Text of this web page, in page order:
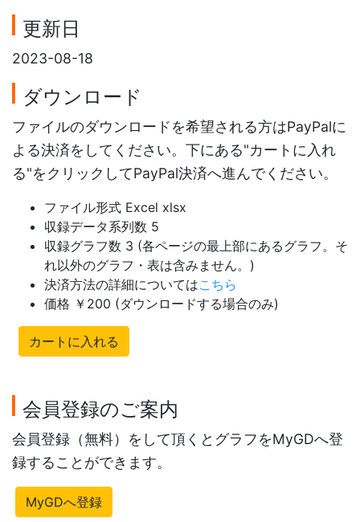
更新日
2023-08-18
ダウンロード
ファイルのダウンロードを希望される方はPayPalに
よる決済をしてください。下にある"カートに入れ
る"をクリックしてPayPal決済へ進んでください。
ファイル形式 Excel xlsx
収録データ系列数 5
収録グラフ数 3 (各ページの最上部にあるグラフ。そ
れ以外のグラフ・表は含みません。)
決済方法の詳細についてはこちら
価格 ￥200 (ダウンロードする場合のみ)
カートに入れる
会員登録のご案内
会員登録（無料）をして頂くとグラフをMyGDへ登
録することができます。
MyGDへ登録